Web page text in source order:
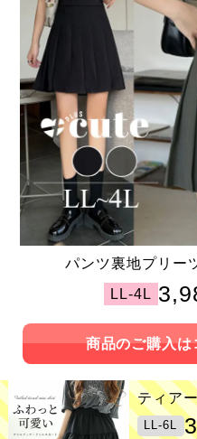
パンツ裏地プリー
LL-4L
商品のご購入は
ティア
LL-6L